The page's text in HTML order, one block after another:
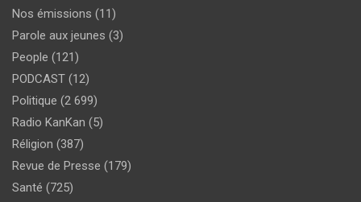
Nos émissions (11)
Parole aux jeunes (3)
People (121)
PODCAST (12)
Politique (2 699)
Radio KanKan (5)
Réligion (387)
Revue de Presse (179)
Santé (725)